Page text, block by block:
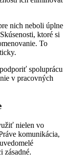
nich neboli úplne
ktoré si
To
spoluprácu
v pracovných
nielen vo
komunikácia,
zásadné.